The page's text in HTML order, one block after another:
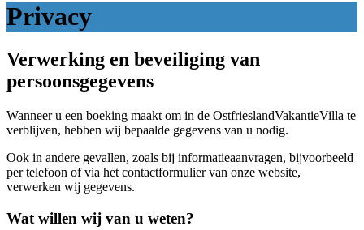
Privacy
Verwerking en beveiliging van
persoonsgegevens
Wanneer u een boeking maakt om in de OstfrieslandVakantieVilla te
verblijven, hebben wij bepaalde gegevens van u nodig.
Ook in andere gevallen, zoals bij informatieaanvragen, bijvoorbeeld
per telefoon of via het contactformulier van onze website,
verwerken wij gegevens.
Wat willen wij van u weten?